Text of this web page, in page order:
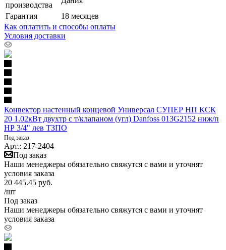
производства
Гарантия
18 месяцев
Как оплатить и способы оплаты
Условия доставки
Конвектор настенный концевой Универсал СУПЕР НП КСК
20 1.02кВт двухтр с т/клапаном (угл) Danfoss 013G2152 ниж/п
НР 3/4" лев ТЗПО
Под заказ
Арт.: 217-2404
Под заказ
Наши менеджеры обязательно свяжутся с вами и уточнят
условия заказа
20 445.45 руб.
/шт
Под заказ
Наши менеджеры обязательно свяжутся с вами и уточнят
условия заказа